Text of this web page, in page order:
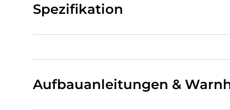
Spezifikation
Aufbauanleitungen &